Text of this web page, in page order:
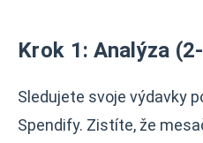
Krok 1: Analýza
Sledujete svoje výdavky
Spendify. Zistíte, že